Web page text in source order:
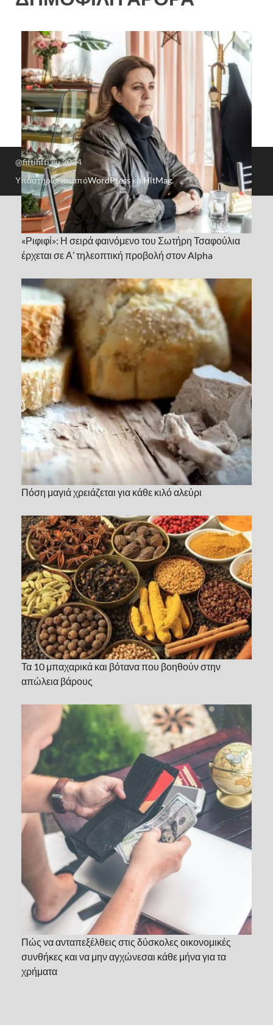
«Ριφιφί»: Η σειρά φαινόμενο του Σωτήρη Τσαφούλια
έρχεται σε Α’ τηλεοπτική προβολή στον Alpha
Πόση μαγιά χρειάζεται για κάθε κιλό αλεύρι
Τα 10 μπαχαρικά και βότανα που βοηθούν στην
απώλεια βάρους
Πώς να ανταπεξέλθεις στις δύσκολες οικονομικές
συνθήκες και να μην αγχώνεσαι κάθε μήνα για τα
χρήματα
@fiftififti.eu 2024
Υποστηρίζεται απόWordPressκαιHitMag.